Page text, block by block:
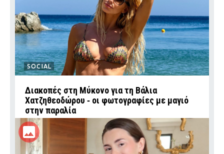
SOCIAL
Διακοπές στη Μύκονο για τη Βάλια
Χατζηθεοδώρου ‑ οι φωτογραφίες με μαγιό
στην παραλία